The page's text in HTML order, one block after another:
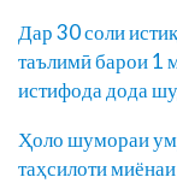
Дар 30 соли
таълимӣ барои 1
истифода дода
Ҳоло шумораи
таҳсилоти